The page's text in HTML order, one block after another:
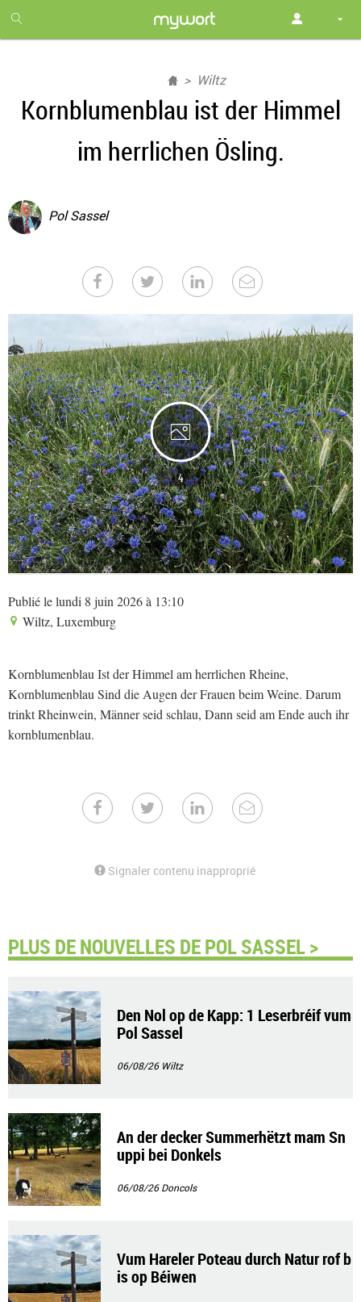
month
free
Wiltz
Kornblumenblau ist der Himmel
im herrlichen Ösling.
Pol Sassel
4
Publié le lundi 8 juin 2026 à 13:10
Wiltz, Luxemburg
Kornblumenblau Ist der Himmel am herrlichen Rheine,
Kornblumenblau Sind die Augen der Frauen beim Weine. Darum
trinkt Rheinwein, Männer seid schlau, Dann seid am Ende auch ihr
kornblumenblau.
Signaler contenu inapproprié
PLUS DE NOUVELLES DE POL SASSEL >
Den Nol op de Kapp: 1 Leserbréif vum
Pol Sassel
06/08/26 Wiltz
An der decker Summerhëtzt mam Sn
uppi bei Donkels
06/08/26Doncols
Vum Hareler Poteau durch Natur rof b
is op Béiwen